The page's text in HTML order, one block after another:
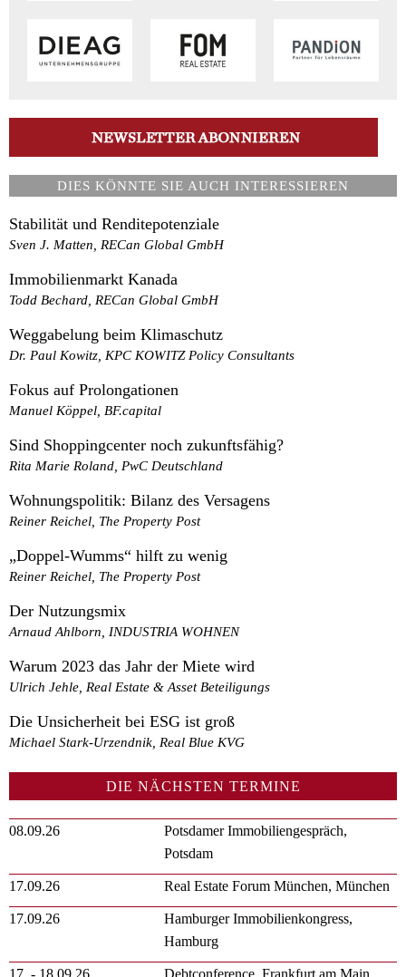
DIES KÖNNTE SIE AUCH INTERESSIEREN
Stabilität und Renditepotenziale
Sven J. Matten, RECan Global GmbH
Immobilienmarkt Kanada
Todd Bechard, RECan Global GmbH
Weggabelung beim Klimaschutz
Dr. Paul Kowitz, KPC KOWITZ Policy Consultants
Fokus auf Prolongationen
Manuel Köppel, BF.capital
Sind Shoppingcenter noch zukunftsfähig?
Rita Marie Roland, PwC Deutschland
Wohnungspolitik: Bilanz des Versagens
Reiner Reichel, The Property Post
„Doppel-Wumms“ hilft zu wenig
Reiner Reichel, The Property Post
Der Nutzungsmix
Arnaud Ahlborn, INDUSTRIA WOHNEN
Warum 2023 das Jahr der Miete wird
Ulrich Jehle, Real Estate & Asset Beteiligungs
Die Unsicherheit bei ESG ist groß
Michael Stark-Urzendnik, Real Blue KVG
DIE NÄCHSTEN TERMINE
08.09.26
Potsdamer Immobiliengespräch,
Potsdam
17.09.26 Real Estate Forum München, München
17.09.26
Hamburger Immobilienkongress,
Hamburg
17. - 18.09.26 Debtconference, Frankfurt am Main